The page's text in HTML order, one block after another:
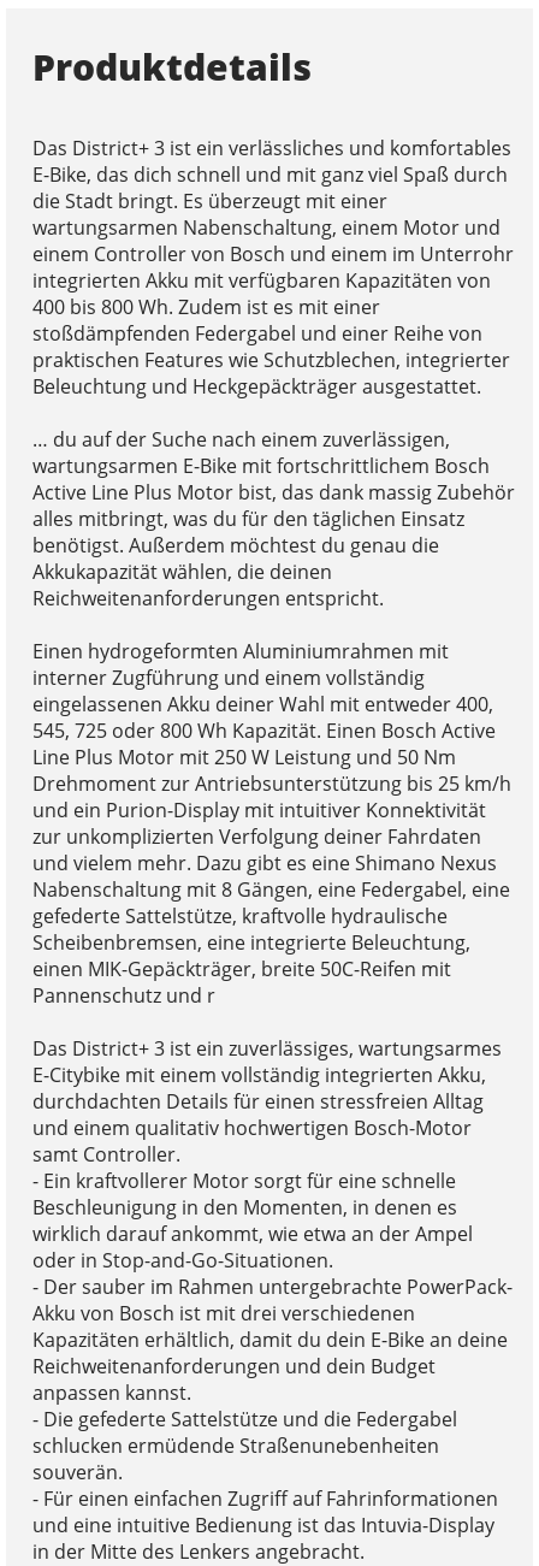
Produktdetails
Das District+ 3 ist ein verlässliches und komfortables
E-Bike, das dich schnell und mit ganz viel Spaß durch
die Stadt bringt. Es überzeugt mit einer
wartungsarmen Nabenschaltung, einem Motor und
einem Controller von Bosch und einem im Unterrohr
integrierten Akku mit verfügbaren Kapazitäten von
400 bis 800 Wh. Zudem ist es mit einer
stoßdämpfenden Federgabel und einer Reihe von
praktischen Features wie Schutzblechen, integrierter
Beleuchtung und Heckgepäckträger ausgestattet.
… du auf der Suche nach einem zuverlässigen,
wartungsarmen E-Bike mit fortschrittlichem Bosch
Active Line Plus Motor bist, das dank massig Zubehör
alles mitbringt, was du für den täglichen Einsatz
benötigst. Außerdem möchtest du genau die
Akkukapazität wählen, die deinen
Reichweitenanforderungen entspricht.
Einen hydrogeformten Aluminiumrahmen mit
interner Zugführung und einem vollständig
eingelassenen Akku deiner Wahl mit entweder 400,
545, 725 oder 800 Wh Kapazität. Einen Bosch Active
Line Plus Motor mit 250 W Leistung und 50 Nm
Drehmoment zur Antriebsunterstützung bis 25 km/h
und ein Purion-Display mit intuitiver Konnektivität
zur unkomplizierten Verfolgung deiner Fahrdaten
und vielem mehr. Dazu gibt es eine Shimano Nexus
Nabenschaltung mit 8 Gängen, eine Federgabel, eine
gefederte Sattelstütze, kraftvolle hydraulische
Scheibenbremsen, eine integrierte Beleuchtung,
einen MIK-Gepäckträger, breite 50C-Reifen mit
Pannenschutz und r
Das District+ 3 ist ein zuverlässiges, wartungsarmes
E-Citybike mit einem vollständig integrierten Akku,
durchdachten Details für einen stressfreien Alltag
und einem qualitativ hochwertigen Bosch-Motor
samt Controller.
- Ein kraftvollerer Motor sorgt für eine schnelle
Beschleunigung in den Momenten, in denen es
wirklich darauf ankommt, wie etwa an der Ampel
oder in Stop-and-Go-Situationen.
- Der sauber im Rahmen untergebrachte PowerPack-
Akku von Bosch ist mit drei verschiedenen
Kapazitäten erhältlich, damit du dein E-Bike an deine
Reichweitenanforderungen und dein Budget
anpassen kannst.
- Die gefederte Sattelstütze und die Federgabel
schlucken ermüdende Straßenunebenheiten
souverän.
- Für einen einfachen Zugriff auf Fahrinformationen
und eine intuitive Bedienung ist das Intuvia-Display
in der Mitte des Lenkers angebracht.